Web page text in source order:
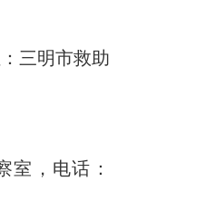
三明市救助
，电话：